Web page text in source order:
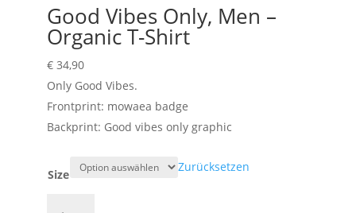
Good Vibes Only, Men –
Organic T-Shirt
€34,90
Only Good Vibes.
Frontprint: mowaea badge
Backprint: Good vibes only graphic
Size
Zurücksetzen